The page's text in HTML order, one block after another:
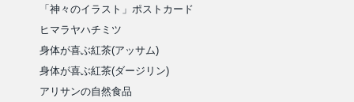
「神々のイラスト」ポストカード
ヒマラヤハチミツ
身体が喜ぶ紅茶(アッサム)
身体が喜ぶ紅茶(ダージリン)
アリサンの自然食品